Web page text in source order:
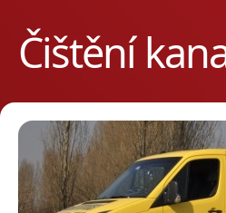
Čištění
s.r.o.